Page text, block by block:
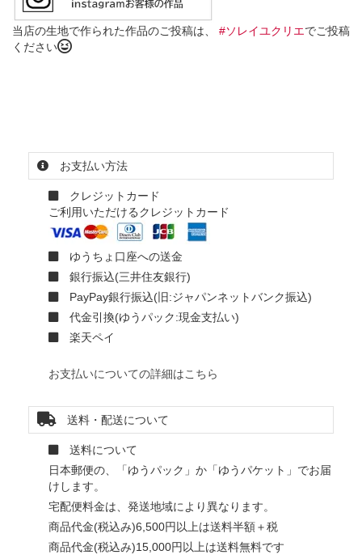
当店の生地で作られた作品のご投稿は、 #ソレイユクリエでご投稿
ください
お支払い方法
クレジットカード
ご利用いただけるクレジットカード
ゆうちょ口座への送金
銀行振込(三井住友銀行)
PayPay銀行振込(旧:ジャパンネットバンク振込)
代金引換(ゆうパック:現金支払い)
楽天ペイ
お支払いについての詳細はこちら
送料・配送について
送料について
日本郵便の、「ゆうパック」か「ゆうパケット」でお届
けします。
宅配便料金は、発送地域により異なります。
商品代金(税込み)6,500円以上は送料半額＋税
商品代金(税込み)15,000円以上は送料無料です